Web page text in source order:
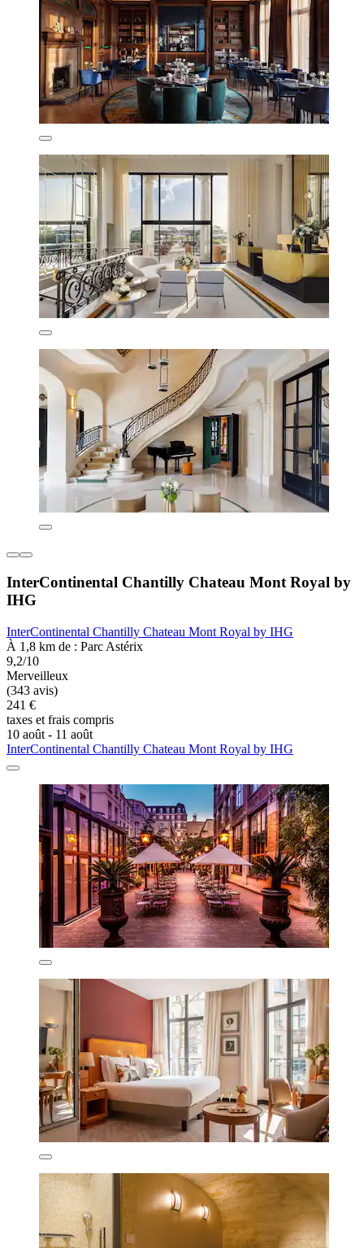
InterContinental Chantilly Chateau Mont Royal by
IHG
InterContinental Chantilly Chateau Mont Royal by IHG
À 1,8 km de : Parc Astérix
9,2/10
Merveilleux
(343 avis)
241 €
taxes et frais compris
10 août - 11 août
InterContinental Chantilly Chateau Mont Royal by IHG